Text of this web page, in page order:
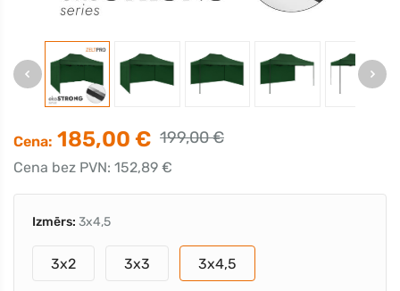
Cena: 185,00 € 199,00 €
Cena bez PVN: 152,89 €
Izmērs: 3x4,5
3x2 3x3 3x4,5